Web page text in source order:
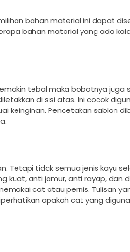
bahan material ini dapat
bahan material yang ada
tebal maka bobotnya juga
di sisi atas. Ini cocok
keinginan. Pencetakan sablon
Tetapi tidak semua jenis kayu
kuat, anti jamur, anti rayap, dan
cat atau pernis. Tulisan
apakah cat yang